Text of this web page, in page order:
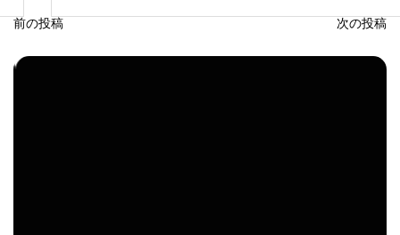
投
前の投稿 次の投稿